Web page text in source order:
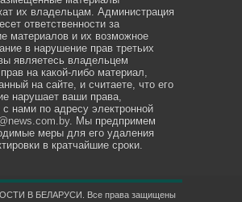
их владельцам. Администрация
ответственности за
материалов и их возможное
в нарушение прав третьих
являетесь владельцем
на какой-либо материал,
на сайте, и считаете, что его
нарушает ваши права,
с нами по адресу электронной
. Мы предпримем
меры для его удаления
в кратчайшие сроки.
В БЕЛАРУСИ. Все права защищены